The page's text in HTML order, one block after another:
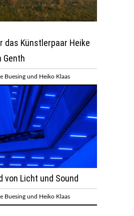
das Künstlerpaar Heike
Genth
Buesing und Heiko Klaas
von Licht und Sound
Buesing und Heiko Klaas